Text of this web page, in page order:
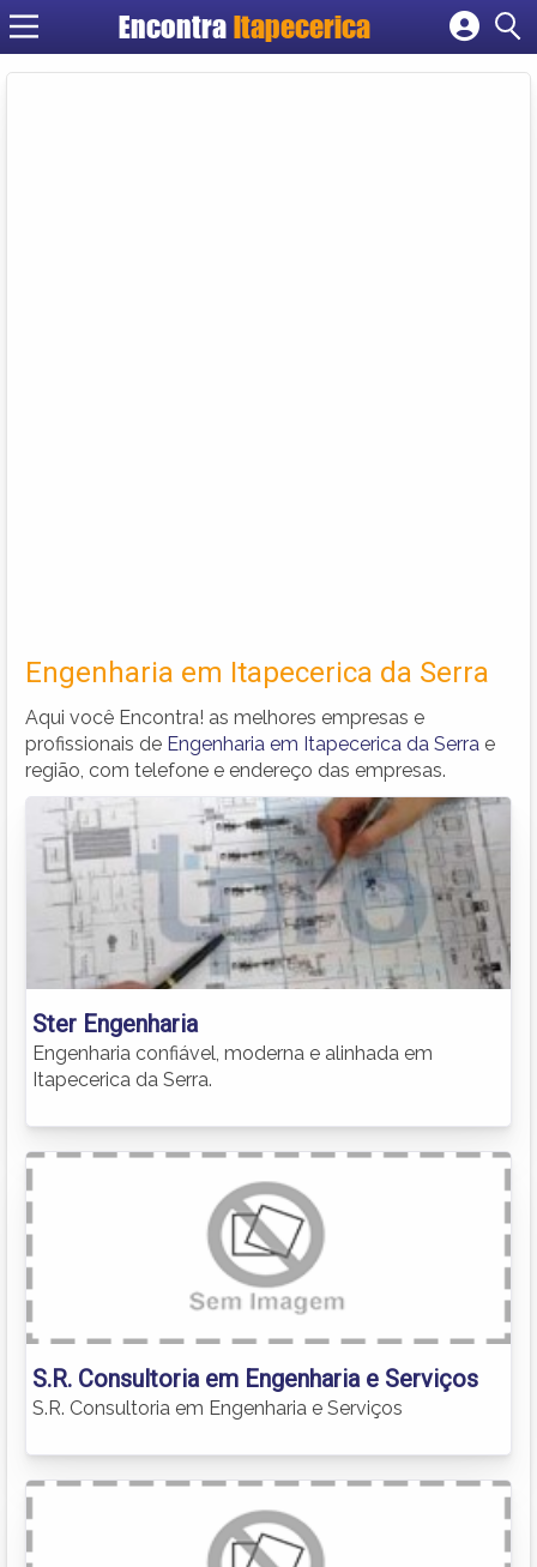
Encontra Itapecerica
Cadastrar empresa
Engenharia em Itapecerica da Serra
Aqui você Encontra! as melhores empresas e
profissionais de Engenharia em Itapecerica da Serra e
região, com telefone e endereço das empresas.
Ster Engenharia
Engenharia confiável, moderna e alinhada em
Itapecerica da Serra.
S.R. Consultoria em Engenharia e Serviços
S.R. Consultoria em Engenharia e Serviços